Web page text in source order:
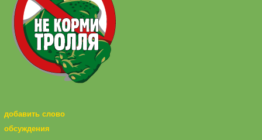
добавить слово
обсуждения